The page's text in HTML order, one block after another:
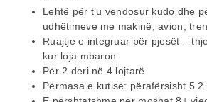
Lehtë për t’u vendosur kudo dhe
udhëtimeve me makinë, avion,
Ruajtje e integruar për pjesët –
kur loja mbaron
Për 2 deri në 4 lojtarë
Përmasa e kutisë: përafërsisht